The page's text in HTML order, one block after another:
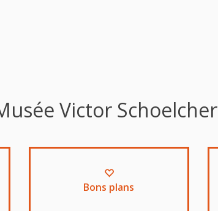
Victor Schoelcher
Bons plans